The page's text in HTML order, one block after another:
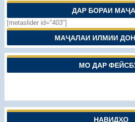
ДАР БОРАИ
[metaslider id="403"]
МАҶАЛАИ ИЛМИИ
МО ДАР
НАВИДҲО